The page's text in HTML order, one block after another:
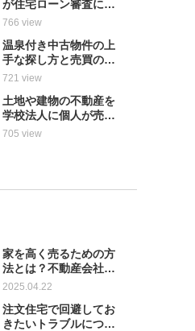
が住宅ローン審査に影
響する注意点について
766 view
温泉付き中古物件の上
手な探し方と売買のメ
リットとデメリットま
721 view
土地や建物の不動産を
学校法人に個人が売却
した時の税金特例とポ
705 view
家を高く売るための方
法とは？不動産会社を
選ぶポイントと売却の
2025.04.22
注文住宅で回避してお
きたいトラブルについ